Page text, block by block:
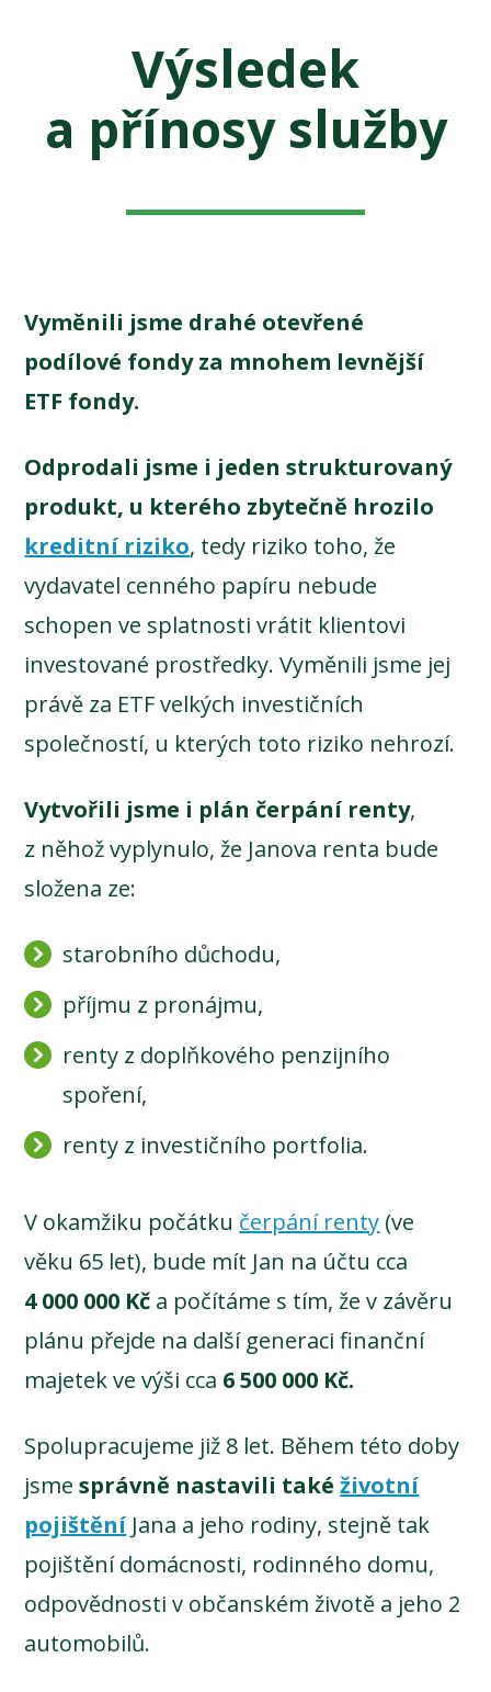
Výsledek
a přínosy služby
Vyměnili jsme drahé otevřené
podílové fondy za mnohem levnější
ETF fondy.
Odprodali jsme i jeden strukturovaný
produkt, u kterého zbytečně hrozilo
kreditní riziko, tedy riziko toho, že
vydavatel cenného papíru nebude
schopen ve splatnosti vrátit klientovi
investované prostředky. Vyměnili jsme jej
právě za ETF velkých investičních
společností, u kterých toto riziko nehrozí.
Vytvořili jsme i plán čerpání renty,
z něhož vyplynulo, že Janova renta bude
složena ze:
starobního důchodu,
příjmu z pronájmu,
renty z doplňkového penzijního
spoření,
renty z investičního portfolia.
V okamžiku počátku čerpání renty (ve
věku 65 let), bude mít Jan na účtu cca
4 000 000 Kč a počítáme s tím, že v závěru
plánu přejde na další generaci finanční
majetek ve výši cca 6 500 000 Kč.
Spolupracujeme již 8 let. Během této doby
jsmesprávně nastavili takéživotní
pojištěníJana a jeho rodiny, stejně tak
pojištění domácnosti, rodinného domu,
odpovědnosti v občanském životě a jeho 2
automobilů.